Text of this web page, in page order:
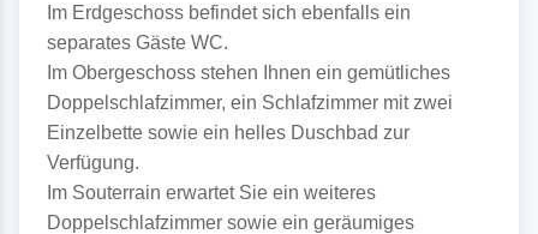
Im Erdgeschoss befindet sich ebenfalls ein
separates Gäste WC.
Im Obergeschoss stehen Ihnen ein gemütliches
Doppelschlafzimmer, ein Schlafzimmer mit zwei
Einzelbette sowie ein helles Duschbad zur
Verfügung.
Im Souterrain erwartet Sie ein weiteres
Doppelschlafzimmer sowie ein geräumiges